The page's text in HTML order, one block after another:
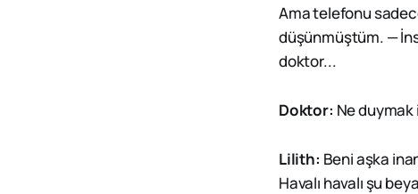
Ama telefonu
düşünmüştüm. —
doktor...
Doktor: Ne
Lilith: Beni aşka
Havalı havalı şu